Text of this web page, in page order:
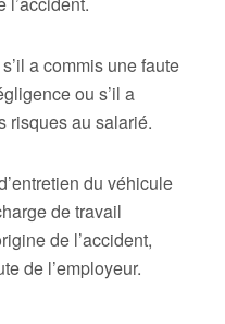
a commis une faute
ou s’il a
risques au salarié.
du véhicule
de travail
de l’accident,
de l’employeur.